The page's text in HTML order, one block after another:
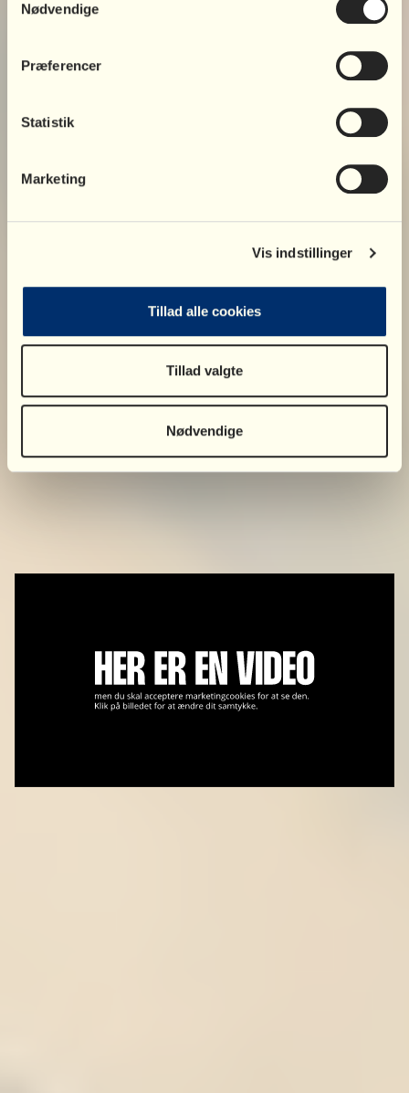
Nødvendige
Præferencer
Statistik
Marketing
Vis indstillinger
Tillad alle cookies
Tillad valgte
Nødvendige
vores råd her:
Gode råd til at fortælle barnet om
bruddet